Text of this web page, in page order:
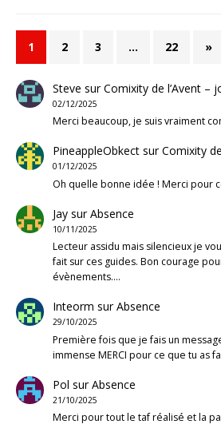
1 2 3 … 22 »
Steve surComixity de l’Avent –
02/12/2025
Merci beaucoup, je suis vraiment
PineappleObkectsurComixity
01/12/2025
Oh quelle bonne idée ! Merci pour
JaysurAbsence
10/11/2025
Lecteur assidu mais silencieux je
fait sur ces guides. Bon courage
évènements.…
Inteorm surAbsence
29/10/2025
Première fois que je fais un
immense MERCI pour ce que tu as
Pol surAbsence
21/10/2025
Merci pour tout le taf réalisé et la